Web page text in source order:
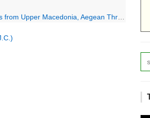
Macedonia, Aegean Thrace and Achai